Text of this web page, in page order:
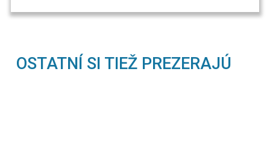
OSTATNÍ SI TIEŽ PREZERAJÚ